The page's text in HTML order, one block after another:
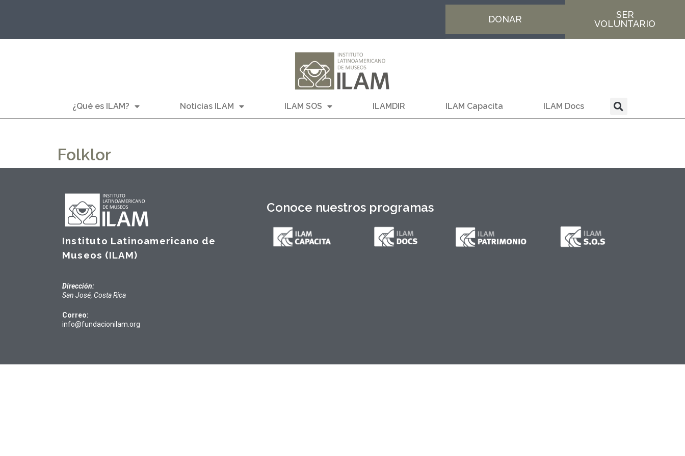
DONAR
SER
VOLUNTARIO
¿Qué es ILAM? Noticias ILAM ILAM SOS ILAMDIR ILAM Capacita ILAM Docs
Folklor
Conoce nuestros programas
Instituto Latinoamericano de
Museos (ILAM)
Dirección:
San José, Costa Rica
Correo:
info@fundacionilam.org